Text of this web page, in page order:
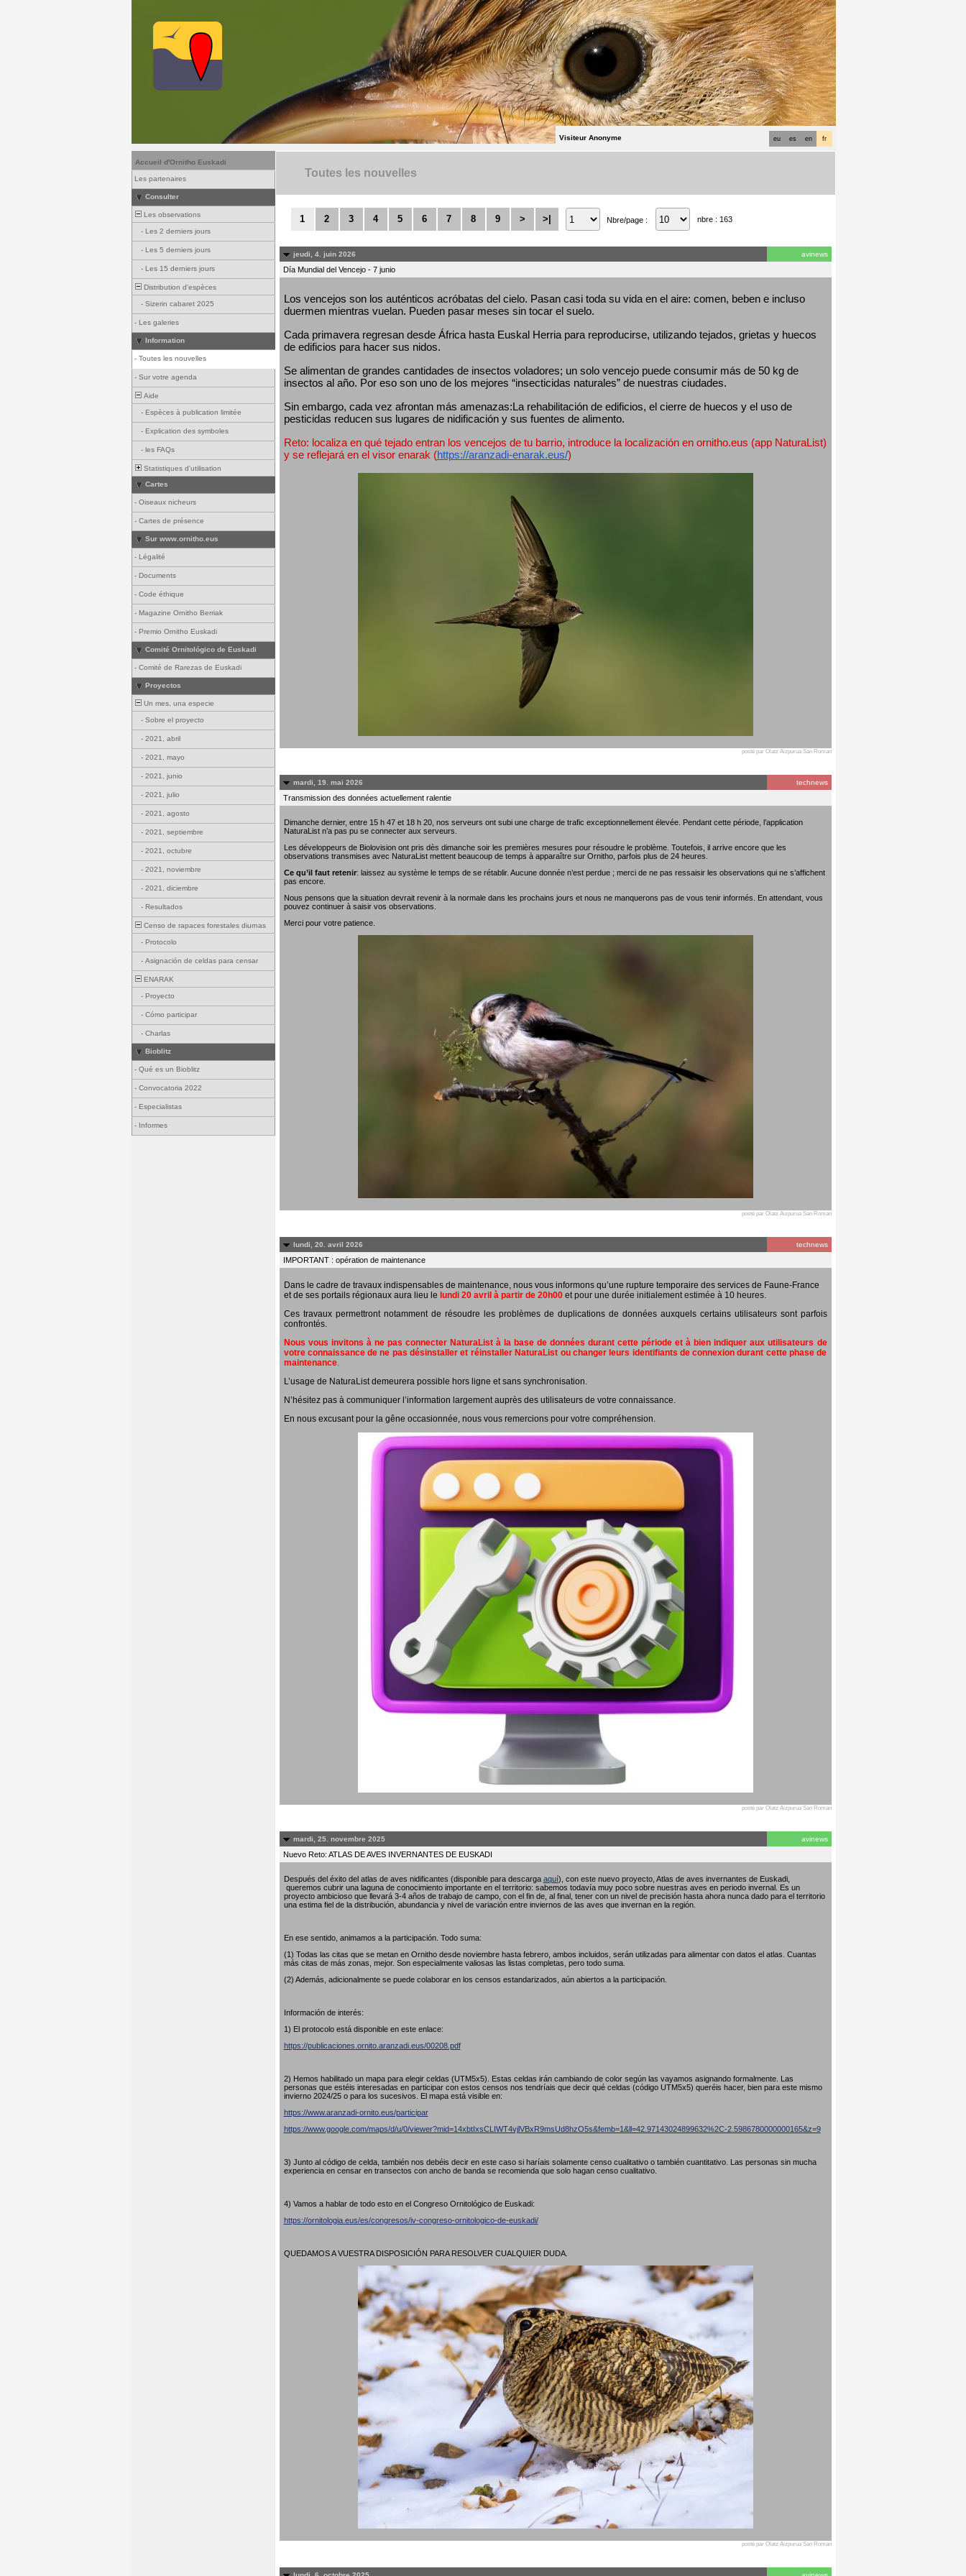
fr
en
es
eu
Visiteur Anonyme
Accueil d'Ornitho Euskadi
Les partenaires
Consulter
Les observations
- Les 2 derniers jours
- Les 5 derniers jours
- Les 15 derniers jours
Distribution d'espèces
- Sizerin cabaret 2025
- Les galeries
Information
- Toutes les nouvelles
- Sur votre agenda
Aide
- Espèces à publication limitée
- Explication des symboles
- les FAQs
Statistiques d'utilisation
Cartes
- Oiseaux nicheurs
- Cartes de présence
Sur www.ornitho.eus
- Légalité
- Documents
- Code éthique
- Magazine Ornitho Berriak
- Premio Ornitho Euskadi
Comité Ornitológico de Euskadi
- Comité de Rarezas de Euskadi
Proyectos
Un mes, una especie
- Sobre el proyecto
- 2021, abril
- 2021, mayo
- 2021, junio
- 2021, julio
- 2021, agosto
- 2021, septiembre
- 2021, octubre
- 2021, noviembre
- 2021, diciembre
- Resultados
Censo de rapaces forestales diurnas
- Protocolo
- Asignación de celdas para censar
ENARAK
- Proyecto
- Cómo participar
- Charlas
Bioblitz
- Qué es un Bioblitz
- Convocatoria 2022
- Especialistas
- Informes
Toutes les nouvelles
1 2 3 4 5 6 7 8 9 > >| Nbre/page : nbre : 163
jeudi, 4. juin 2026 avinews
Día Mundial del Vencejo - 7 junio
Los vencejos son los auténticos acróbatas del cielo. Pasan casi toda su vida en el aire: comen, beben e incluso
duermen mientras vuelan. Pueden pasar meses sin tocar el suelo.
Cada primavera regresan desde África hasta Euskal Herria para reproducirse, utilizando tejados, grietas y huecos
de edificios para hacer sus nidos.
Se alimentan de grandes cantidades de insectos voladores; un solo vencejo puede consumir más de 50 kg de
insectos al año. Por eso son uno de los mejores “insecticidas naturales” de nuestras ciudades.
Sin embargo, cada vez afrontan más amenazas:La rehabilitación de edificios, el cierre de huecos y el uso de
pesticidas reducen sus lugares de nidificación y sus fuentes de alimento.
Reto: localiza en qué tejado entran los vencejos de tu barrio, introduce la localización en ornitho.eus (app NaturaList)
y se reflejará en el visor enarak (https://aranzadi-enarak.eus/)
posté par Olatz Aizpurua San Roman
mardi, 19. mai 2026 technews
Transmission des données actuellement ralentie
Dimanche dernier, entre 15 h 47 et 18 h 20, nos serveurs ont subi une charge de trafic exceptionnellement élevée. Pendant cette période, l’application
NaturaList n’a pas pu se connecter aux serveurs.
Les développeurs de Biolovision ont pris dès dimanche soir les premières mesures pour résoudre le problème. Toutefois, il arrive encore que les
observations transmises avec NaturaList mettent beaucoup de temps à apparaître sur Ornitho, parfois plus de 24 heures.
Ce qu’il faut retenir: laissez au système le temps de se rétablir. Aucune donnée n’est perdue ; merci de ne pas ressaisir les observations qui ne s’affichent
pas encore.
Nous pensons que la situation devrait revenir à la normale dans les prochains jours et nous ne manquerons pas de vous tenir informés. En attendant, vous
pouvez continuer à saisir vos observations.
Merci pour votre patience.
posté par Olatz Aizpurua San Roman
lundi, 20. avril 2026 technews
IMPORTANT : opération de maintenance
Dans le cadre de travaux indispensables de maintenance, nous vous informons qu’une rupture temporaire des services de Faune-France
et de ses portails régionaux aura lieu le lundi 20 avril à partir de 20h00 et pour une durée initialement estimée à 10 heures.
Ces travaux permettront notamment de résoudre les problèmes de duplications de données auxquels certains utilisateurs sont parfois
confrontés.
Nous vous invitons à ne pas connecter NaturaList à la base de données durant cette période et à bien indiquer aux utilisateurs de
votre connaissance de ne pas désinstaller et réinstaller NaturaList ou changer leurs identifiants de connexion durant cette phase de
maintenance.
L’usage de NaturaList demeurera possible hors ligne et sans synchronisation.
N’hésitez pas à communiquer l’information largement auprès des utilisateurs de votre connaissance.
En nous excusant pour la gêne occasionnée, nous vous remercions pour votre compréhension.
posté par Olatz Aizpurua San Roman
mardi, 25. novembre 2025 avinews
Nuevo Reto: ATLAS DE AVES INVERNANTES DE EUSKADI
Después del éxito del atlas de aves nidificantes (disponible para descarga aquí), con este nuevo proyecto, Atlas de aves invernantes de Euskadi,
queremos cubrir una laguna de conocimiento importante en el territorio: sabemos todavía muy poco sobre nuestras aves en periodo invernal. Es un
proyecto ambicioso que llevará 3-4 años de trabajo de campo, con el fin de, al final, tener con un nivel de precisión hasta ahora nunca dado para el territorio
una estima fiel de la distribución, abundancia y nivel de variación entre inviernos de las aves que invernan en la región.
En ese sentido, animamos a la participación. Todo suma:
(1) Todas las citas que se metan en Ornitho desde noviembre hasta febrero, ambos incluidos, serán utilizadas para alimentar con datos el atlas. Cuantas
más citas de más zonas, mejor. Son especialmente valiosas las listas completas, pero todo suma.
(2) Además, adicionalmente se puede colaborar en los censos estandarizados, aún abiertos a la participación.
Información de interés:
1) El protocolo está disponible en este enlace:
https://publicaciones.ornito.aranzadi.eus/00208.pdf
2) Hemos habilitado un mapa para elegir celdas (UTM5x5). Estas celdas irán cambiando de color según las vayamos asignando formalmente. Las
personas que estéis interesadas en participar con estos censos nos tendríais que decir qué celdas (código UTM5x5) queréis hacer, bien para este mismo
invierno 2024/25 o para los sucesivos. El mapa está visible en:
https://www.aranzadi-ornito.eus/participar
https://www.google.com/maps/d/u/0/viewer?mid=14xbtIxsCLIWT4vjlVBxR9msUd8hzO5s&femb=1&ll=42.97143024899632%2C-2.5986780000000165&z=9
3) Junto al código de celda, también nos debéis decir en este caso si haríais solamente censo cualitativo o también cuantitativo. Las personas sin mucha
experiencia en censar en transectos con ancho de banda se recomienda que solo hagan censo cualitativo.
4) Vamos a hablar de todo esto en el Congreso Ornitológico de Euskadi:
https://ornitologia.eus/es/congresos/iv-congreso-ornitologico-de-euskadi/
QUEDAMOS A VUESTRA DISPOSICIÓN PARA RESOLVER CUALQUIER DUDA.
posté par Olatz Aizpurua San Roman